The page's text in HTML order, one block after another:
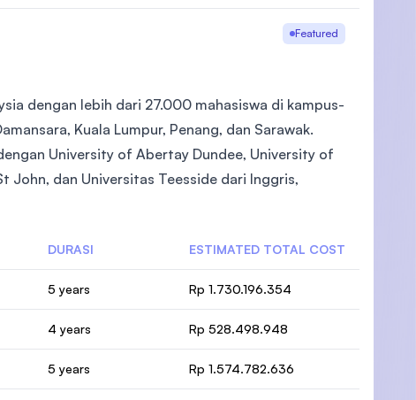
Featured
dengan lebih dari 27.000 mahasiswa di kampus-
Kuala Lumpur, Penang, dan Sarawak.
University of Abertay Dundee, University of
John, dan Universitas Teesside dari Inggris,
DURASI ESTIMATED TOTAL COST
5 years Rp 1.730.196.354
4 years Rp 528.498.948
5 years Rp 1.574.782.636